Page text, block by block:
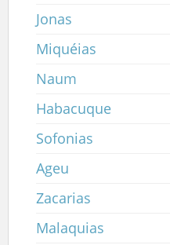
Jonas
Miquéias
Naum
Habacuque
Sofonias
Ageu
Zacarias
Malaquias